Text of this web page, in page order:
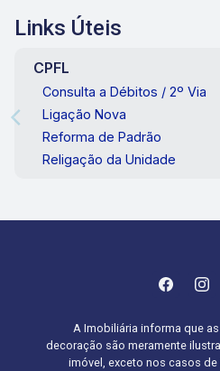
Links Úteis
CPFL
Consulta a Débitos / 2º Via
Ligação Nova
Reforma de Padrão
Religação da Unidade
A Imobiliária informa que
decoração são meramente
imóvel, exceto nos casos